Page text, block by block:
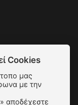
SUBSCRIBE
Cookies
μας
με την